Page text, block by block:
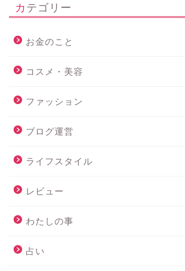
カテゴリー
お金のこと
コスメ・美容
ファッション
ブログ運営
ライフスタイル
レビュー
わたしの事
占い